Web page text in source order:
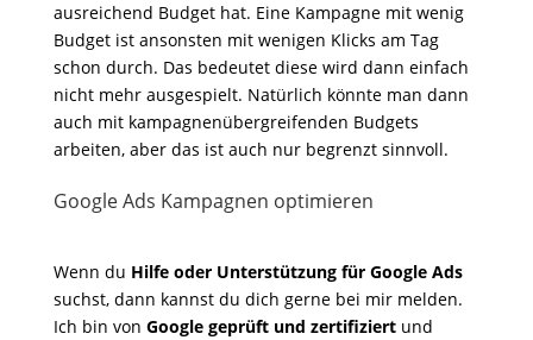
ausreichend Budget hat. Eine Kampagne mit wenig
Budget ist ansonsten mit wenigen Klicks am Tag
schon durch. Das bedeutet diese wird dann einfach
nicht mehr ausgespielt. Natürlich könnte man dann
auch mit kampagnenübergreifenden Budgets
arbeiten, aber das ist auch nur begrenzt sinnvoll.
Google Ads Kampagnen optimieren
Wenn du Hilfe oder Unterstützung für Google Ads
suchst, dann kannst du dich gerne bei mir melden.
Ich bin von Google geprüft und zertifiziertund